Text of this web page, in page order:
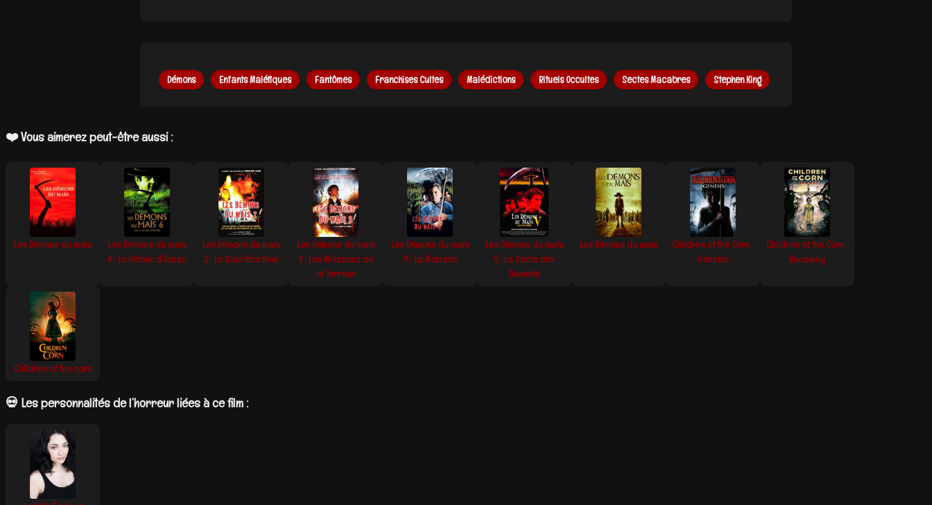
Démons Enfants Maléfiques Fantômes Franchises Cultes Malédictions Rituels Occultes Sectes Macabres Stephen King
❤️ Vous aimerez peut-être aussi :
Les Démons du maïs
Les Démons du maïs
6 : Le Retour d’Isaac
Les Démons du maïs
2 : Le Sacrifice final
Les Démons du maïs
3 : Les Moissons de
la terreur
Les Démons du maïs
4 : La Moisson
Les Démons du maïs
5 : La Secte des
Damnés
Les Démons du maïs
Children of the Corn :
Genesis
Children of the Corn :
Runaway
Children of the corn
💀 Les personnalités de l’horreur liées à ce film :